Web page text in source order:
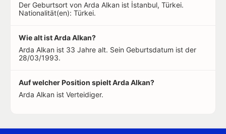
Der Geburtsort von Arda Alkan ist İstanbul, Türkei.
Nationalität(en): Türkei.
Wie alt ist Arda Alkan?
Arda Alkan ist 33 Jahre alt. Sein Geburtsdatum ist der
28/03/1993.
Auf welcher Position spielt Arda Alkan?
Arda Alkan ist Verteidiger.